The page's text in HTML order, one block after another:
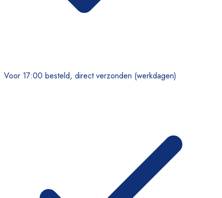
Voor 17:00 besteld, direct verzonden (werkdagen)